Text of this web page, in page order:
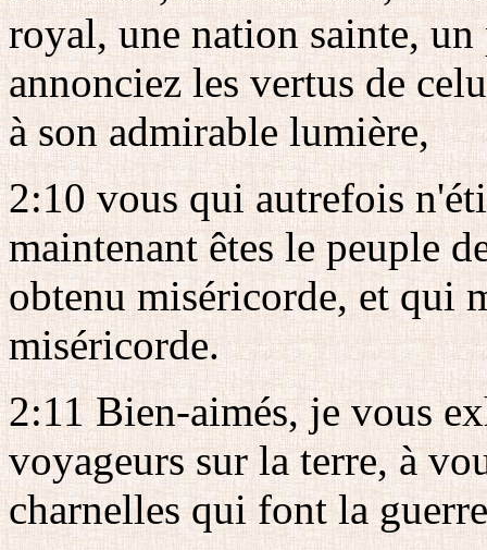
royal, une nation sainte,
annonciez les vertus de
à son admirable lumière,
2:10 vous qui autrefois
maintenant êtes le peuple
obtenu miséricorde, et qui
miséricorde.
2:11 Bien-aimés, je vous
voyageurs sur la terre, à
charnelles qui font la